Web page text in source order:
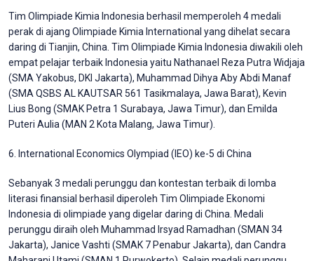
Tim Olimpiade Kimia Indonesia berhasil memperoleh 4 medali
perak di ajang Olimpiade Kimia International yang dihelat secara
daring di Tianjin, China. Tim Olimpiade Kimia Indonesia diwakili oleh
empat pelajar terbaik Indonesia yaitu Nathanael Reza Putra Widjaja
(SMA Yakobus, DKI Jakarta), Muhammad Dihya Aby Abdi Manaf
(SMA QSBS AL KAUTSAR 561 Tasikmalaya, Jawa Barat), Kevin
Lius Bong (SMAK Petra 1 Surabaya, Jawa Timur), dan Emilda
Puteri Aulia (MAN 2 Kota Malang, Jawa Timur).
6. International Economics Olympiad (IEO) ke-5 di China
Sebanyak 3 medali perunggu dan kontestan terbaik di lomba
literasi finansial berhasil diperoleh Tim Olimpiade Ekonomi
Indonesia di olimpiade yang digelar daring di China. Medali
perunggu diraih oleh Muhammad Irsyad Ramadhan (SMAN 34
Jakarta), Janice Vashti (SMAK 7 Penabur Jakarta), dan Candra